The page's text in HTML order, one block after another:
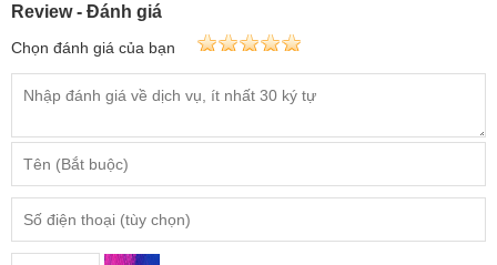
Review - Đánh giá
Chọn đánh giá của bạn